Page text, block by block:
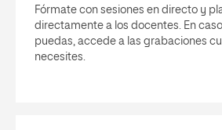
Fórmate con sesiones en directo y
directamente a los docentes. En
puedas, accede a las grabaciones
necesites.